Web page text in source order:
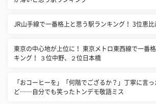
JR山手線で一番格上と思う駅ランキング！ 3位恵
東京の中心地が上位に！ 東京メトロ東西線で一番
キング！ ３位中野、２位日本橋
「おコーヒーを」「何階でござるか？」丁寧に言
ど……自分でも笑ったトンデモ敬語ミス